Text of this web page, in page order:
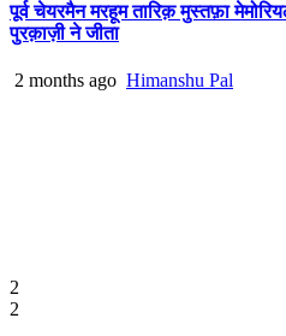
पूर्व चेयरमैन मरहूम तारिक़ मुस्तफ़ा
पुरक़ाज़ी ने जीता
2 months ago Himanshu Pal
2
2